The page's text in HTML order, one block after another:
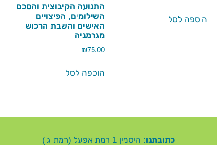
הוספה לסל
התנועה הקיבוצית והסכם
השילומים, הפיצויים
האישים והשבת הרכוש
מגרמניה
₪75.00
הוספה לסל
כתובתנו: היסמין 1 רמת אפעל (רמת גן)